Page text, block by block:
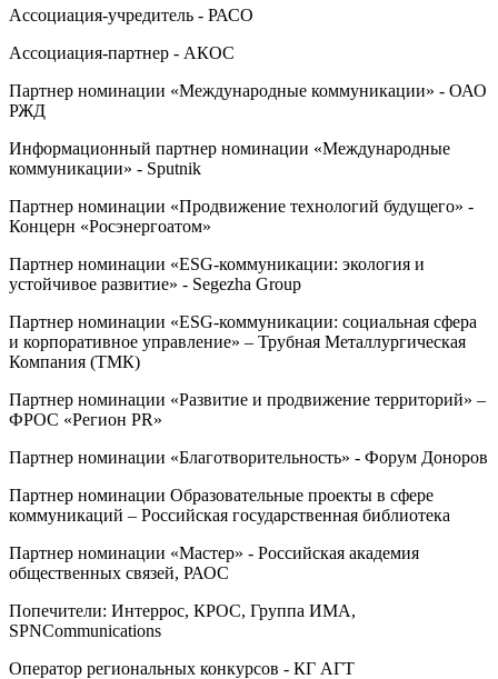
Ассоциация-учредитель - РАСО
Ассоциация-партнер - АКОС
Партнер номинации «Международные коммуникации» - ОАО
РЖД
Информационный партнер номинации «Международные
коммуникации» - Sputnik
Партнер номинации «Продвижение технологий будущего» -
Концерн «Росэнергоатом»
Партнер номинации «ESG-коммуникации: экология и
устойчивое развитие» - Segezha Group
Партнер номинации «ESG-коммуникации: социальная сфера
и корпоративное управление» – Трубная Металлургическая
Компания (ТМК)
Партнер номинации «Развитие и продвижение территорий» –
ФРОС «Регион PR»
Партнер номинации «Благотворительность» - Форум Доноров
Партнер номинации Образовательные проекты в сфере
коммуникаций – Российская государственная библиотека
Партнер номинации «Мастер» - Российская академия
общественных связей, РАОС
Попечители: Интеррос, КРОС, Группа ИМА,
SPNCommunications
Оператор региональных конкурсов - КГ АГТ